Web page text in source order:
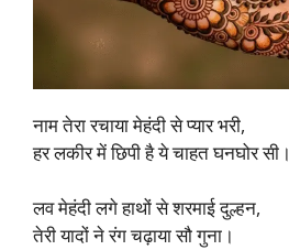
नाम तेरा रचाया मेहंदी से प्यार भरी,
हर लकीर में छिपी है ये चाहत घनघोर सी।​
लव मेहंदी लगे हाथों से शरमाई दुल्हन,
तेरी यादों ने रंग चढ़ाया सौ गुना।​